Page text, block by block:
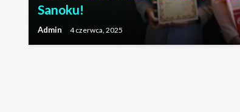
Sanoku!
Admin 4 czerwca, 2025
Menu i płatności za kwiecień 2024r.